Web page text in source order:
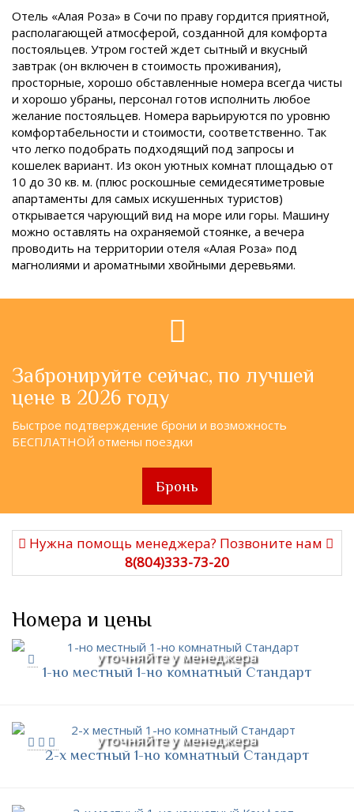
Отель «Алая Роза» в Сочи по праву гордится приятной,
располагающей атмосферой, созданной для комфорта
постояльцев. Утром гостей ждет сытный и вкусный
завтрак (он включен в стоимость проживания),
просторные, хорошо обставленные номера всегда чисты
и хорошо убраны, персонал готов исполнить любое
желание постояльцев. Номера варьируются по уровню
комфортабельности и стоимости, соответственно. Так
что легко подобрать подходящий под запросы и
кошелек вариант. Из окон уютных комнат площадью от
10 до 30 кв. м. (плюс роскошные семидесятиметровые
апартаменты для самых искушенных туристов)
открывается чарующий вид на море или горы. Машину
можно оставлять на охраняемой стоянке, а вечера
проводить на территории отеля «Алая Роза» под
магнолиями и ароматными хвойными деревьями.
Забронируйте сейчас, по лучшей
цене в 2026 году
Быстрое подтверждение брони и возможность
БЕСПЛАТНОЙ отмены поездки
Бронь
Нужна помощь менеджера? Позвоните нам
8(804)333-73-20
Номера и цены
уточняйте у менеджера
1-но местный 1-но комнатный Стандарт
уточняйте у менеджера
2-х местный 1-но комнатный Стандарт